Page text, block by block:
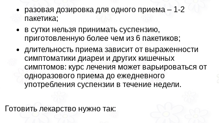
разовая дозировка для одного приема – 1-2
пакетика;
в сутки нельзя принимать суспензию,
приготовленную более чем из 6 пакетиков;
длительность приема зависит от выраженности
симптоматики диареи и других кишечных
симптомов: курс лечения может варьироваться от
одноразового приема до ежедневного
употрeбления суспензии в течение недели.
Готовить лекарство нужно так: